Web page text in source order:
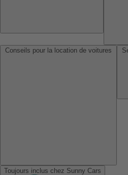
Toujours inclus chez Sunny Cars